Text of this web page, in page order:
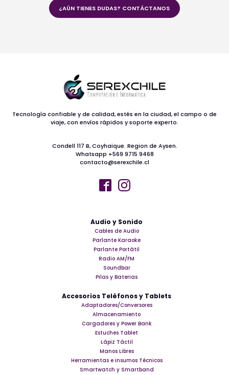
¿AÚN TIENES DUDAS? CONTÁCTANOS
Audio y Sonido
Cables de Audio
Parlante Karaoke
Parlante Portátil
Radio AM/FM
Soundbar
Pilas y Baterias
Accesorios Teléfonos y Tablets
Adaptadores/Conversores
Almacenamiento
Cargadores y Power Bank
Estuches Tablet
Lápiz Táctil
Manos Libres
Herramientas e insumos Técnicos
Smartwatch y Smartband
Tecnología confiable y de calidad, estés en la ciudad, el campo o de
viaje, con envíos rápidos y soporte experto.
Condell 117 B, Coyhaique. Region de Aysen.
Whatsapp +569 9715 9468
contacto@serexchile.cl